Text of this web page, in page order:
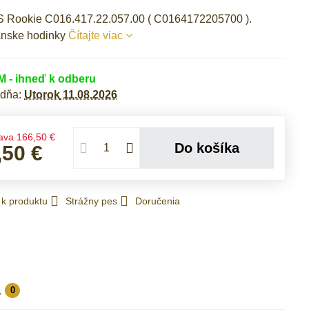
Rookie C016.417.22.057.00 ( C0164172205700 ).
hodinkyČítajte viac
- ihneď k odberu
Utorok 11.08.2026
166,50 €
€ Do košíka
produktu Strážny pes Doručenia
0